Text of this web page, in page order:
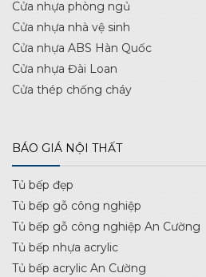
Cửa nhựa phòng ngủ
Cửa nhựa nhà vệ sinh
Cửa nhựa ABS Hàn Quốc
Cửa nhựa Đài Loan
Cửa thép chống cháy
BÁO GIÁ NỘI THẤT
Tủ bếp đẹp
Tủ bếp gỗ công nghiệp
Tủ bếp gỗ công nghiệp An Cường
Tủ bếp nhựa acrylic
Tủ bếp acrylic An Cường